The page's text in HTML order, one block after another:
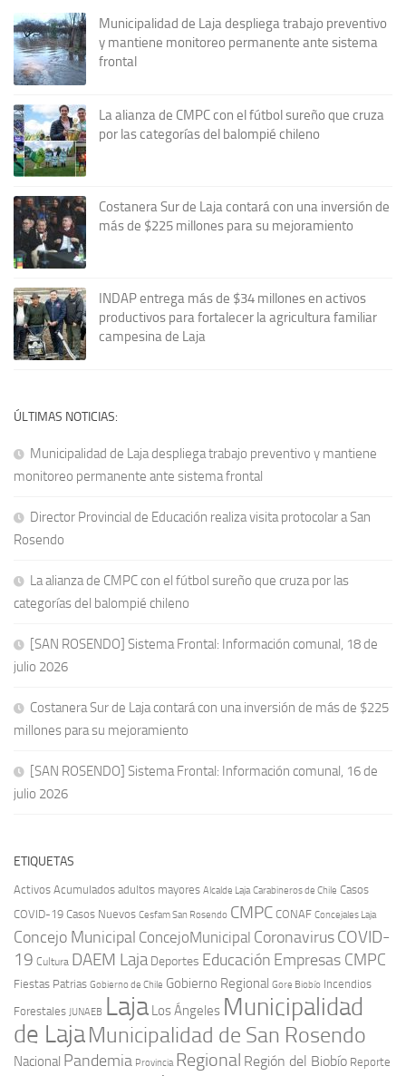
Municipalidad de Laja despliega trabajo preventivo
y mantiene monitoreo permanente ante sistema
frontal
La alianza de CMPC con el fútbol sureño que cruza
por las categorías del balompié chileno
Costanera Sur de Laja contará con una inversión de
más de $225 millones para su mejoramiento
INDAP entrega más de $34 millones en activos
productivos para fortalecer la agricultura familiar
campesina de Laja
ÚLTIMAS NOTICIAS:
Municipalidad de Laja despliega trabajo preventivo y mantiene
monitoreo permanente ante sistema frontal
Director Provincial de Educación realiza visita protocolar a San
Rosendo
La alianza de CMPC con el fútbol sureño que cruza por las
categorías del balompié chileno
[SAN ROSENDO] Sistema Frontal: Información comunal, 18 de
julio 2026
Costanera Sur de Laja contará con una inversión de más de $225
millones para su mejoramiento
[SAN ROSENDO] Sistema Frontal: Información comunal, 16 de
julio 2026
ETIQUETAS
Activos Acumulados adultos mayores Alcalde Laja Carabineros de Chile Casos
COVID-19 Casos Nuevos Cesfam San Rosendo CMPC CONAF Concejales Laja
Concejo Municipal ConcejoMunicipal CoronavirusCOVID-
19 Cultura DAEM Laja Deportes Educación Empresas CMPC
Fiestas Patrias Gobierno de Chile Gobierno Regional Gore Biobío Incendios
Forestales JUNAEB Laja Los Ángeles Municipalidad
de LajaMunicipalidad de San Rosendo
Nacional Pandemia Provincia Regional Región del Biobío Reporte